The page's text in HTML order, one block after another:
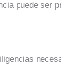
puede ser